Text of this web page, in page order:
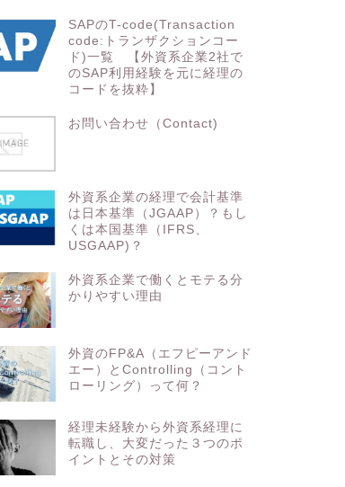
SAPのT-code(Transaction
code:トランザクションコー
ド)一覧 【外資系企業2社で
のSAP利用経験を元に経理の
コードを抜粋】
お問い合わせ（Contact)
外資系企業の経理で会計基準
は日本基準（JGAAP）？もし
くは本国基準（IFRS、
USGAAP)？
外資系企業で働くとモテる分
かりやすい理由
外資のFP&A（エフピーアンド
エー）とControlling（コント
ローリング）って何？
経理未経験から外資系経理に
転職し、大変だった３つのポ
イントとその対策